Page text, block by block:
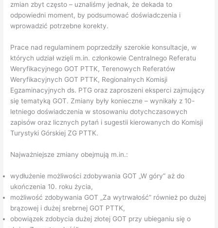
zmian zbyt często – uznaliśmy jednak, że dekada to
odpowiedni moment, by podsumować doświadczenia i
wprowadzić potrzebne korekty.
Prace nad regulaminem poprzedziły szerokie konsultacje, w
których udział wzięli m.in. członkowie Centralnego Referatu
Weryfikacyjnego GOT PTTK, Terenowych Referatów
Weryfikacyjnych GOT PTTK, Regionalnych Komisji
Egzaminacyjnych ds. PTG oraz zaproszeni eksperci zajmujący
się tematyką GOT. Zmiany były konieczne – wynikały z 10-
letniego doświadczenia w stosowaniu dotychczasowych
zapisów oraz licznych pytań i sugestii kierowanych do Komisji
Turystyki Górskiej ZG PTTK.
Najważniejsze zmiany obejmują m.in.:
wydłużenie możliwości zdobywania GOT „W góry” aż do
ukończenia 10. roku życia,
możliwość zdobywania GOT „Za wytrwałość” również po dużej
brązowej i dużej srebrnej GOT PTTK,
obowiązek zdobycia dużej złotej GOT przy ubieganiu się o